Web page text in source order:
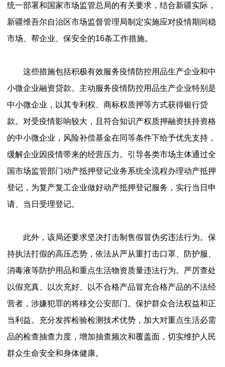
统一部署和国家市场监管总局的有关要求，结合新疆实际，
新疆维吾尔自治区市场监督管理局制定实施应对疫情期间稳
市场、帮企业、保安全的16条工作措施。
这些措施包括积极有效服务疫情防控用品生产企业和中
小微企业融资贷款。主动服务疫情防控用品生产企业特别是
中小微企业，以其专利权、商标权质押等方式获得银行贷
款。对受疫情影响较大，且符合知识产权质押融资扶持资格
的中小微企业，风险补偿基金在同等条件下给予优先支持，
缓解企业因疫情带来的经营压力。引导各类市场主体通过全
国市场监管部门动产抵押登记业务系统全流程办理动产抵押
登记，为复产复工企业做好动产抵押登记服务，实行当日申
请、当日受理登记。
此外，该局还要求坚决打击制售假冒伪劣违法行为。保
持执法打假的高压态势，依法从严从重打击口罩、防护服、
消毒液等防护用品和重点生活物资质量违法行为。严厉查处
以假充真、以次充好、以不合格产品冒充合格产品的不法经
营者，涉嫌犯罪的将移交公安部门。保护群众合法权益和正
当利益。充分发挥检验检测技术优势，加大对重点生活必需
品的检查抽查力度，增加抽查频次和覆盖面，切实维护人民
群众生命安全和身体健康。